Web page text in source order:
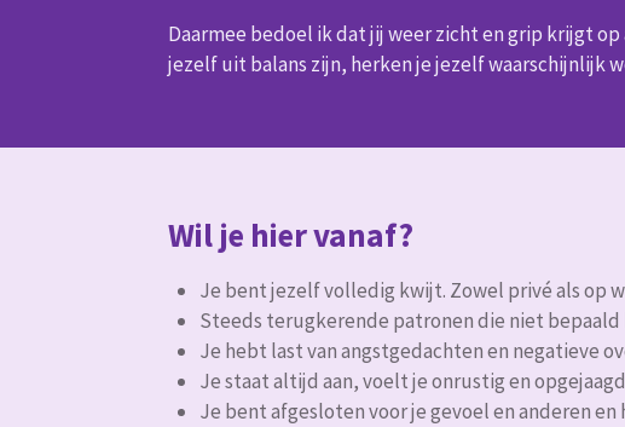
Daarmee bedoel ik dat jij weer zicht en grip krijgt
jezelf uit balans zijn, herken je jezelf waarschijnlijk
Wil je hier vanaf?
Je bent jezelf volledig kwijt. Zowel privé als op
Steeds terugkerende patronen die niet bepaald
Je hebt last van angstgedachten en negatieve
Je staat altijd aan, voelt je onrustig en
Je bent afgesloten voor je gevoel en anderen